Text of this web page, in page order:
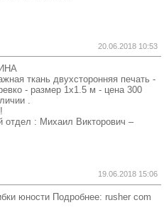
20.06.2018 10:53
ткань двухсторонняя печать -
- размер 1х1.5 м - цена 300
.
отдел : Михаил Викторович –
19.06.2018 15:06
юности Подробнее: rusher com